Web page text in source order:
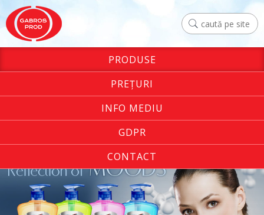
PRODUSE
PREŢURI
INFO MEDIU
GDPR
CONTACT